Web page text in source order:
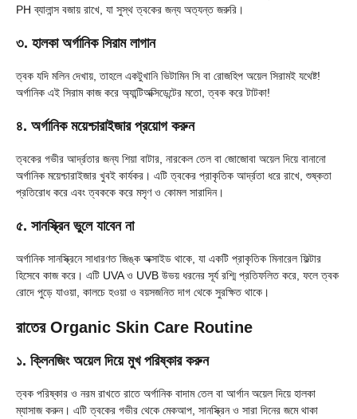
PH ব্যালান্স বজায় রাখে, যা সুস্থ ত্বকের জন্য অত্যন্ত জরুরি।
৩. হালকা অর্গানিক সিরাম লাগান
ত্বক যদি মলিন দেখায়, তাহলে একটুখানি ভিটামিন সি বা রোজহিপ অয়েল সিরামই যথেষ্ট!
অর্গানিক এই সিরাম কাজ করে অ্যান্টিঅক্সিডেন্টের মতো, ত্বক করে টাটকা!
৪. অর্গানিক ময়েশ্চারাইজার প্রয়োগ করুন
ত্বকের গভীর আর্দ্রতার জন্য শিয়া বাটার, নারকেল তেল বা জোজোবা অয়েল দিয়ে বানানো
অর্গানিক ময়েশ্চারাইজার খুবই কার্যকর। এটি ত্বকের প্রাকৃতিক আর্দ্রতা ধরে রাখে, শুষ্কতা
প্রতিরোধ করে এবং ত্বককে করে মসৃণ ও কোমল সারাদিন।
৫. সানস্ক্রিন ভুলে যাবেন না
অর্গানিক সানস্ক্রিনে সাধারণত জিঙ্ক অক্সাইড থাকে, যা একটি প্রাকৃতিক মিনারেল ফিল্টার
হিসেবে কাজ করে। এটি UVA ও UVB উভয় ধরনের সূর্য রশ্মি প্রতিফলিত করে, ফলে ত্বক
রোদে পুড়ে যাওয়া, কালচে হওয়া ও বয়সজনিত দাগ থেকে সুরক্ষিত থাকে।
রাতের Organic Skin Care Routine
১. ক্লিনজিং অয়েল দিয়ে মুখ পরিষ্কার করুন
ত্বক পরিষ্কার ও নরম রাখতে রাতে অর্গানিক বাদাম তেল বা আর্গান অয়েল দিয়ে হালকা
ম্যাসাজ করুন। এটি ত্বকের গভীর থেকে মেকআপ, সানস্ক্রিন ও সারা দিনের জমে থাকা